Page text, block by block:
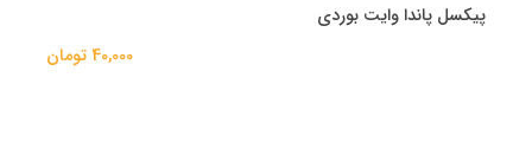
پیکسل پاندا وایت بوردی
40,000 تومان